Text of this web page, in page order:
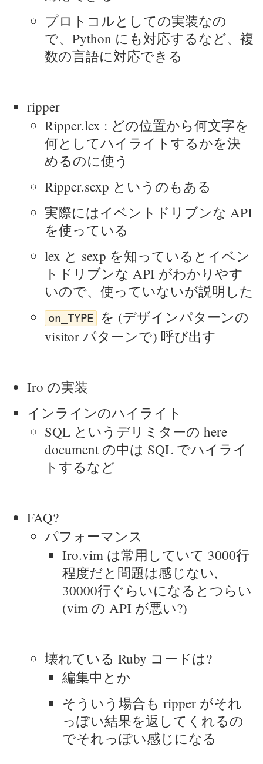
プロトコルとしての実装なの
で、Python にも対応するなど、複
数の言語に対応できる
ripper
Ripper.lex : どの位置から何文字を
何としてハイライトするかを決
めるのに使う
Ripper.sexp というのもある
実際にはイベントドリブンな API
を使っている
lex と sexp を知っているとイベン
トドリブンな API がわかりやす
いので、使っていないが説明した
on_TYPE
を (デザインパターンの
visitor パターンで) 呼び出す
Iro の実装
インラインのハイライト
SQL というデリミターの here
document の中は SQL でハイライ
トするなど
FAQ?
パフォーマンス
Iro.vim は常用していて 3000行
程度だと問題は感じない,
30000行ぐらいになるとつらい
(vim の API が悪い?)
壊れている Ruby コードは?
編集中とか
そういう場合も ripper がそれ
っぽい結果を返してくれるの
でそれっぽい感じになる